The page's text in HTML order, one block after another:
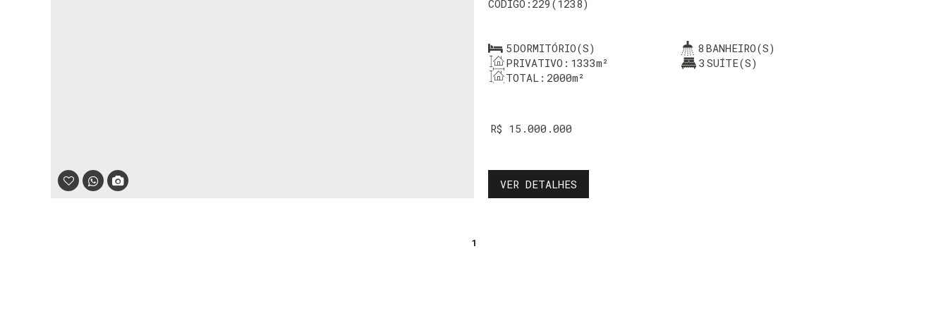
R$ 15.000.000
229 (1238)
5DORMITÓRIO(S) 8 BANHEIRO(S)
PRIVATIVO: 1333m² 3 SUÍTE(S)
TOTAL: 2000m²
VER DETALHES
1